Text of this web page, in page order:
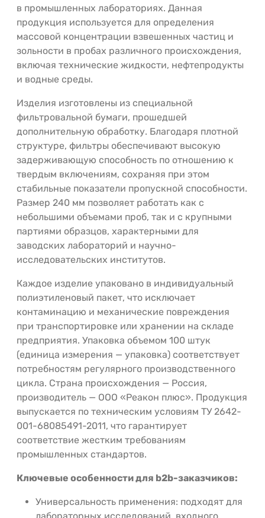
в промышленных лабораториях. Данная
продукция используется для определения
массовой концентрации взвешенных частиц и
зольности в пробах различного происхождения,
включая технические жидкости, нефтепродукты
и водные среды.
Изделия изготовлены из специальной
фильтровальной бумаги, прошедшей
дополнительную обработку. Благодаря плотной
структуре, фильтры обеспечивают высокую
задерживающую способность по отношению к
твердым включениям, сохраняя при этом
стабильные показатели пропускной способности.
Размер 240 мм позволяет работать как с
небольшими объемами проб, так и с крупными
партиями образцов, характерными для
заводских лабораторий и научно-
исследовательских институтов.
Каждое изделие упаковано в индивидуальный
полиэтиленовый пакет, что исключает
контаминацию и механические повреждения
при транспортировке или хранении на складе
предприятия. Упаковка объемом 100 штук
(единица измерения — упаковка) соответствует
потребностям регулярного производственного
цикла. Страна происхождения — Россия,
производитель — ООО «Реакон плюс». Продукция
выпускается по техническим условиям ТУ 2642-
001-68085491-2011, что гарантирует
соответствие жестким требованиям
промышленных стандартов.
Ключевые особенности для b2b-заказчиков:
Универсальность применения: подходят для
лабораторных исследований, входного